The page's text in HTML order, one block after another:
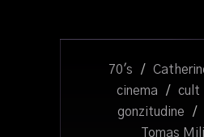
70's /
cinema
/ cult
gonzitudine
/
Tomas